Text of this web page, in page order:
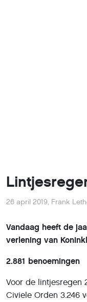
26 april 2019, Frank
Vandaag heeft de
verlening van
2.881 benoemingen
Voor de lintjesregen
Civiele Orden 3.246